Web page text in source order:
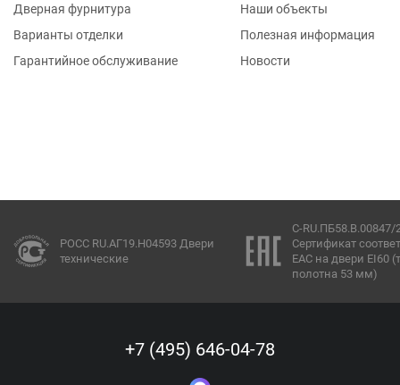
Дверная фурнитура
Варианты отделки
Гарантийное обслуживание
Наши объекты
Полезная информация
Новости
РОСС RU.АГ19.Н04593 Двери
технические
C-RU.ПБ58.В.00847/
Сертификат
ЕАС на двери EI60
полотна 53 мм)
+7 (495) 646-04-78